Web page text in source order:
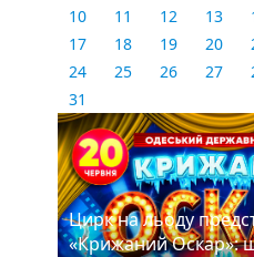
10
11 12 13
17
18 19 20
24
25 26 27
31
Цирк на льоду
«Крижаний Оскар»: